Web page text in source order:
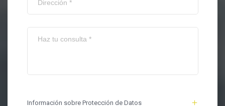
Información sobre Protección de Datos